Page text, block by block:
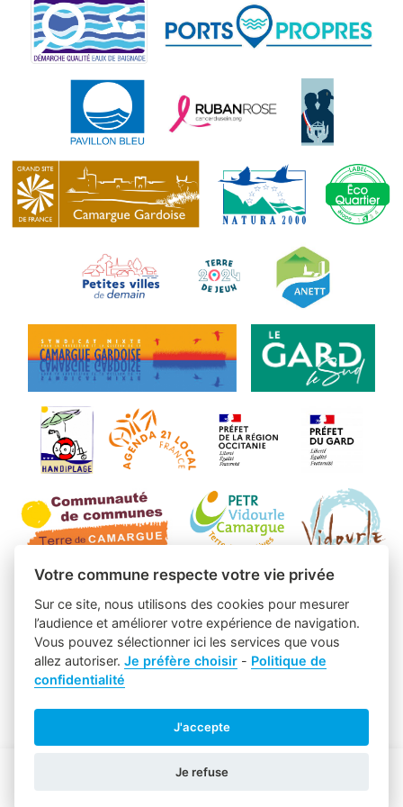
Votre commune respecte votre vie privée
Sur ce site, nous utilisons des cookies pour mesurer
l’audience et améliorer votre expérience de navigation.
Vous pouvez sélectionner ici les services que vous
allez autoriser.Je préfère choisir - Politique de
confidentialité
J'accepte
Je refuse